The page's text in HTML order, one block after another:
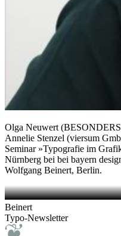
Olga Neuwert
Annelie Stenzel (viersum
Seminar »Typografie im
Nürnberg bei bei bayern
Wolfgang Beinert, Berlin.
Beinert
Typo-Newsletter